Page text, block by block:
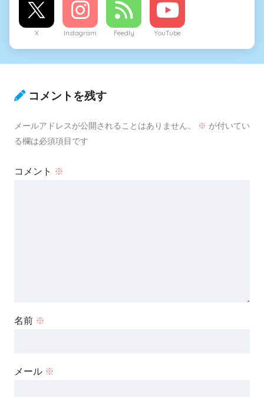
X Instagram Feedly YouTube
コメントを残す
メールアドレスが公開されることはありません。 ※ が付いてい
る欄は必須項目です
コメント ※
名前 ※
メール ※